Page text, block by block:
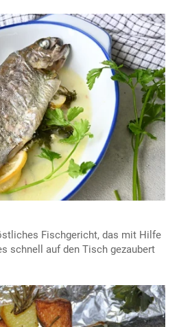
Fischgericht, das mit Hilfe
schnell auf den Tisch gezaubert